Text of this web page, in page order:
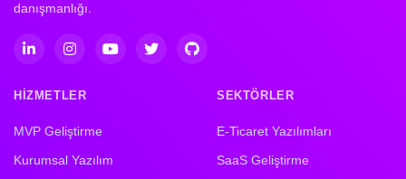
danışmanlığı.
HIZMETLER
MVP Geliştirme
Kurumsal Yazılım
SEKTÖRLER
E-Ticaret Yazılımları
SaaS Geliştirme